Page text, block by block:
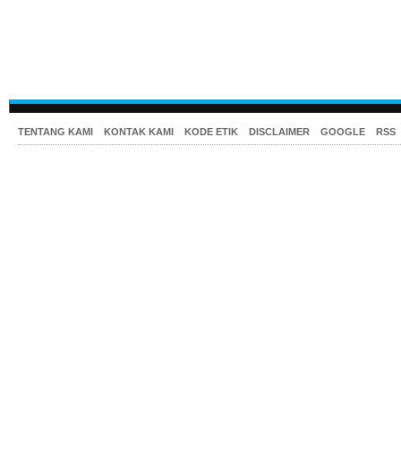
TENTANG KAMI KONTAK KAMI KODE ETIK DISCLAIMER GOOGLE RSS